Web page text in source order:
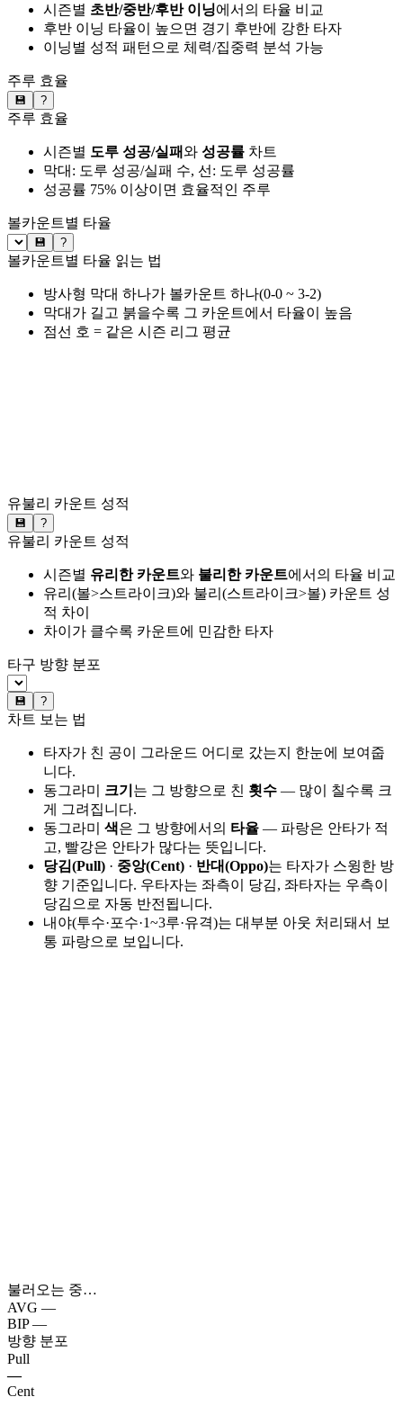
시즌별 초반/중반/후반 이닝에서의 타율 비교
후반 이닝 타율이 높으면 경기 후반에 강한 타자
이닝별 성적 패턴으로 체력/집중력 분석 가능
주루 효율
💾 ?
주루 효율
시즌별 도루 성공/실패와 성공률 차트
막대: 도루 성공/실패 수, 선: 도루 성공률
성공률 75% 이상이면 효율적인 주루
볼카운트별 타율
💾 ?
볼카운트별 타율 읽는 법
방사형 막대 하나가 볼카운트 하나(0-0 ~ 3-2)
막대가 길고 붉을수록 그 카운트에서 타율이 높음
점선 호 = 같은 시즌 리그 평균
유불리 카운트 성적
💾 ?
유불리 카운트 성적
시즌별 유리한 카운트와 불리한 카운트에서의 타율 비교
유리(볼>스트라이크)와 불리(스트라이크>볼) 카운트 성
적 차이
차이가 클수록 카운트에 민감한 타자
타구 방향 분포
💾 ?
차트 보는 법
타자가 친 공이 그라운드 어디로 갔는지 한눈에 보여줍
니다.
동그라미 크기 는 그 방향으로 친 횟수 — 많이 칠수록 크
게 그려집니다.
동그라미 색은 그 방향에서의 타율 — 파랑은 안타가 적
고, 빨강은 안타가 많다는 뜻입니다.
당김(Pull) · 중앙(Cent) · 반대(Oppo)는 타자가 스윙한 방
향 기준입니다. 우타자는 좌측이 당김, 좌타자는 우측이
당김으로 자동 반전됩니다.
내야(투수·포수·1~3루·유격)는 대부분 아웃 처리돼서 보
통 파랑으로 보입니다.
불러오는 중…
AVG —
BIP —
방향 분포
Pull
—
Cent